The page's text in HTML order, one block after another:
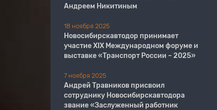
Андреем Никитиным
18 ноября 2025
Новосибирскавтодор принимает
участие XIX Международном форуме и
выставке «Транспорт России – 2025»
7 ноября 2025
Андрей Травников присвоил
сотруднику Новосибирскавтодора
звание «Заслуженный работник